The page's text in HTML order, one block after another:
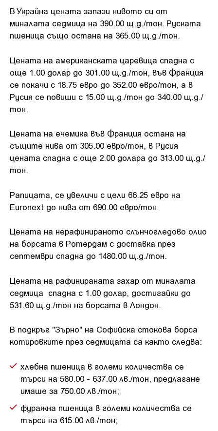
В Украйна цената запази нивото си от
миналата седмица на 390.00 щ.д./тон. Руската
пшеница също остана на 365.00 щ.д./тон.
Цената на американската царевица спадна с
още 1.00 долар до 301.00 щ.д./тон, във Франция
се покачи с 18.75 евро до 352.00 евро/тон, а в
Русия се повиши с 15.00 щ.д./тон до 340.00 щ.д./
тон.
Цената на ечемика във Франция остана на
същите нива от 305.00 евро/тон, в Русия
цената спадна с още 2.00 долара до 313.00 щ.д./
тон.
Рапицата, се увеличи с цели 66.25 евро на
Euronext до нива от 690.00 евро/тон.
Цената на нерафинираното слънчогледово олио
на борсата в Ротердам с доставка през
септември спадна до 1480.00 щ.д./тон.
Цената на рафинираната захар от миналата
седмица спадна с 1.00 долар, достигайки до
531.60 щ.д./тон на борсата в Лондон.
В подкръг "Зърно" на Софийска стокова борса
котировките през седмицата са както следва:
хлебна пшеница в големи количества се
търси на 580.00 - 637.00 лв./тон, предлагане
имаше за 750.00 лв./тон;
фуражна пшеница в големи количества се
търси на 615.00 лв./тон;